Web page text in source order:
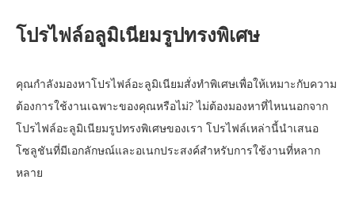
โปรไฟล์อลูมิเนียมรูปทรงพิเศษ
คุณกำลังมองหาโปรไฟล์อะลูมิเนียมสั่งทำพิเศษเพื่อให้เหมาะกับความ
ต้องการใช้งานเฉพาะของคุณหรือไม่? ไม่ต้องมองหาที่ไหนนอกจาก
โปรไฟล์อะลูมิเนียมรูปทรงพิเศษของเรา โปรไฟล์เหล่านี้นำเสนอ
โซลูชันที่มีเอกลักษณ์และอเนกประสงค์สำหรับการใช้งานที่หลาก
หลาย